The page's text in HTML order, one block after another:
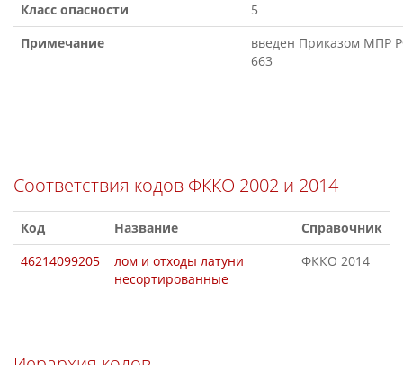
Класс опасности
5
Примечание
введен Приказом МПР
663
Соответствия кодов ФККО 2002 и 2014
Код Название
Справочник
46214099205
лом и отходы латуни
несортированные
ФККО 2014